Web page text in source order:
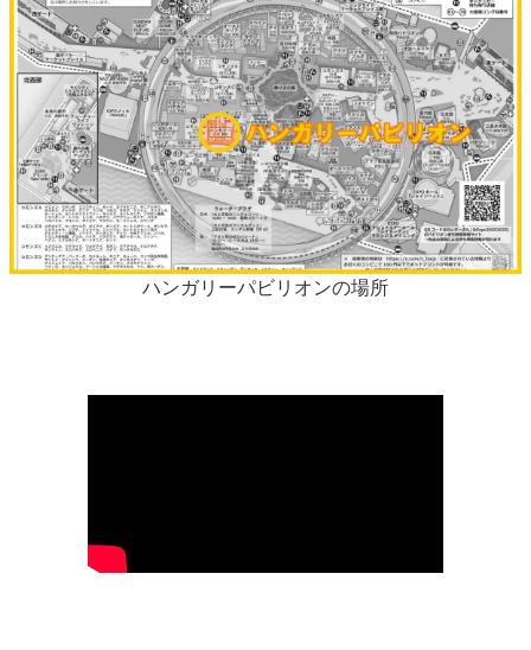
ハンガリーパビリオンの場所